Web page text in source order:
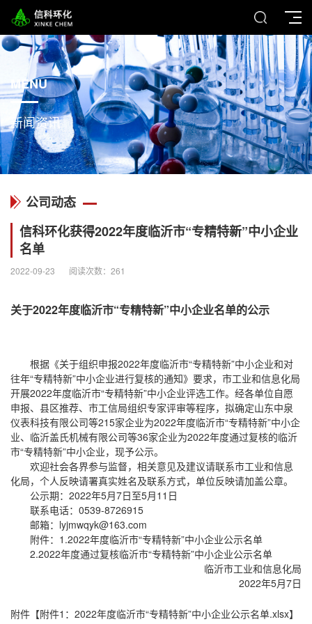
MENU
新闻资讯
公司动态
信科环化获得2022年度临沂市“专精特新”中小企业
名单
2022-09-23 阅读次数： 261
关于2022年度临沂市“专精特新”中小企业名单的公示
根据《关于组织申报2022年度临沂市“专精特新”中小企业和对
往年“专精特新”中小企业进行复核的通知》要求，市工业和信息化局
开展2022年度临沂市“专精特新”中小企业评选工作。经各单位自愿
申报、县区推荐、市工信局组织专家评审等程序，拟确定山东中泉
仪表科技有限公司等215家企业为2022年度临沂市“专精特新”中小企
业、临沂盖氏机械有限公司等36家企业为2022年度通过复核的临沂
市“专精特新”中小企业，现予公示。
欢迎社会各界参与监督，相关意见及建议请联系市工业和信息
化局，个人反映请署真实姓名及联系方式，单位反映请加盖公章。
公示期：2022年5月7日至5月11日
联系电话：0539-8726915
邮箱：lyjmwqyk@163.com
附件：1.2022年度临沂市“专精特新”中小企业公示名单
2.2022年度通过复核临沂市“专精特新”中小企业公示名单
临沂市工业和信息化局
2022年5月7日
附件【附件1：2022年度临沂市“专精特新”中小企业公示名单.xlsx】